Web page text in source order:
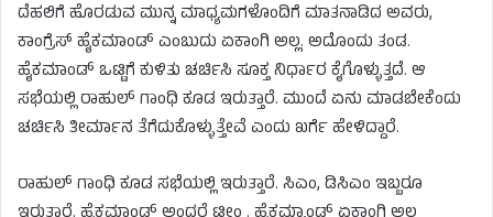
ದೆಹಲಿಗೆ ಹೊರಡುವ ಮುನ್ನ ಮಾಧ್ಯಮಗಳೊಂದಿಗೆ ಮಾತನಾಡಿದ ಅವರು,
ಕಾಂಗ್ರೆಸ್ ಹೈಕಮಾಂಡ್ ಎಂಬುದು ಏಕಾಂಗಿ ಅಲ್ಲ. ಅದೊಂದು ತಂಡ.
ಹೈಕಮಾಂಡ್ ಒಟ್ಟಿಗೆ ಕುಳಿತು ಚರ್ಚಿಸಿ ಸೂಕ್ತ ನಿರ್ಧಾರ ಕೈಗೊಳ್ಳುತ್ತದೆ. ಆ
ಸಭೆಯಲ್ಲಿ ರಾಹುಲ್ ಗಾಂಧಿ ಕೂಡ ಇರುತ್ತಾರೆ. ಮುಂದೆ ಏನು ಮಾಡಬೇಕೆಂದು
ಚರ್ಚಿಸಿ ತೀರ್ಮಾನ ತೆಗೆದುಕೊಳ್ಳುತ್ತೇವೆ ಎಂದು ಖರ್ಗೆ ಹೇಳಿದ್ದಾರೆ.
ರಾಹುಲ್ ಗಾಂಧಿ ಕೂಡ ಸಭೆಯಲ್ಲಿ ಇರುತ್ತಾರೆ. ಸಿಎಂ, ಡಿಸಿಎಂ ಇಬ್ಬರೂ